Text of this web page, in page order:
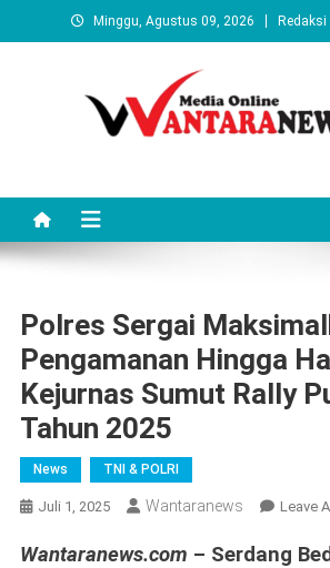
to
Minggu, Agustus 09, 2026 Redaksi
Polres Sergai
Pengamanan Hingga
Kejurnas Sumut Rally
Tahun 2025
News TNI & POLRI
Juli 1, 2025 Wantaranews Leave
Wantaranews.com – Serdang